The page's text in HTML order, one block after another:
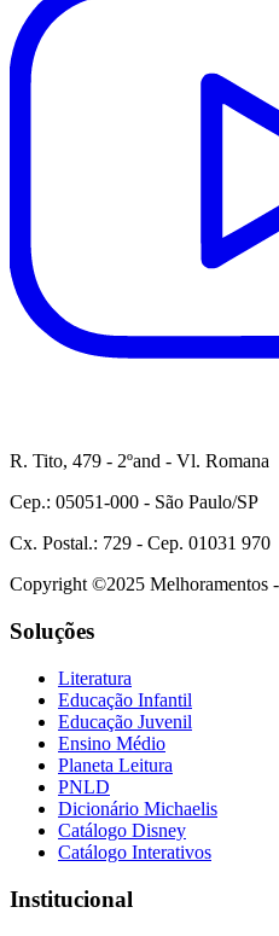
R. Tito, 479 - 2ºand - Vl. Romana
Cep.: 05051-000 - São Paulo/SP
Cx. Postal.: 729 - Cep. 01031 970
Copyright ©2025 Melhoramentos
Soluções
Literatura
Educação Infantil
Educação Juvenil
Ensino Médio
Planeta Leitura
PNLD
Dicionário Michaelis
Catálogo Disney
Catálogo Interativos
Institucional